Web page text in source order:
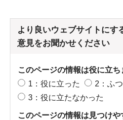
より良いウェブサイトにす
意見をお聞かせください
このページの情報は役に立ち
1：役に立った
2：ふつ
3：役に立たなかった
このページの情報は見つけや